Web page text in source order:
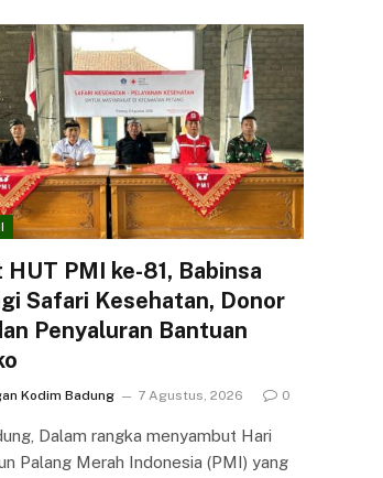
HUT PMI ke-81, Babinsa
Safari Kesehatan, Donor
Penyaluran Bantuan
Kodim Badung 7 Agustus, 2026 0
Dalam rangka menyambut Hari
Palang Merah Indonesia (PMI) yang